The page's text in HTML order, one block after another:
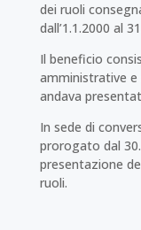
dei ruoli
dall’1.1.2000 al
Il beneficio
amministrative e
andava
In sede di
prorogato dal
presentazione
ruoli.